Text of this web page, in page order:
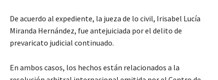
De acuerdo al expediente, la jueza de lo civil, Irisabel Lucía
Miranda Hernández, fue antejuiciada por el delito de
prevaricato judicial continuado.
En ambos casos, los hechos están relacionados a la